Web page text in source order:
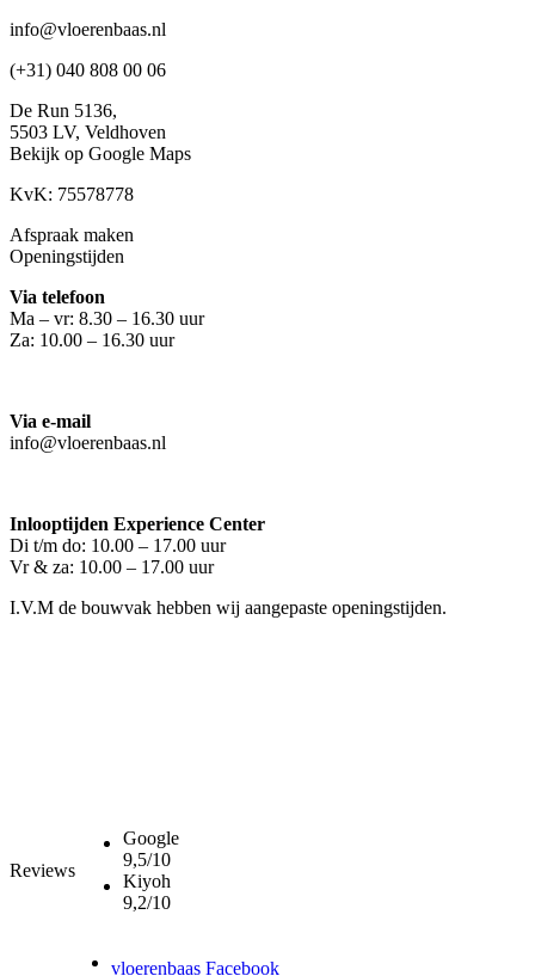
info@vloerenbaas.nl
(+31) 040 808 00 06
De Run 5136,
5503 LV, Veldhoven
Bekijk op Google Maps
KvK: 75578778
Afspraak maken
Openingstijden
Via telefoon
Ma – vr: 8.30 – 16.30 uur
Za: 10.00 – 16.30 uur
Via e-mail
info@vloerenbaas.nl
Inlooptijden Experience Center
Di t/m do: 10.00 – 17.00 uur
Vr & za: 10.00 – 17.00 uur
I.V.M de bouwvak hebben wij aangepaste openingstijden.
Reviews
Google
9,5/10
Kiyoh
9,2/10
vloerenbaas Facebook